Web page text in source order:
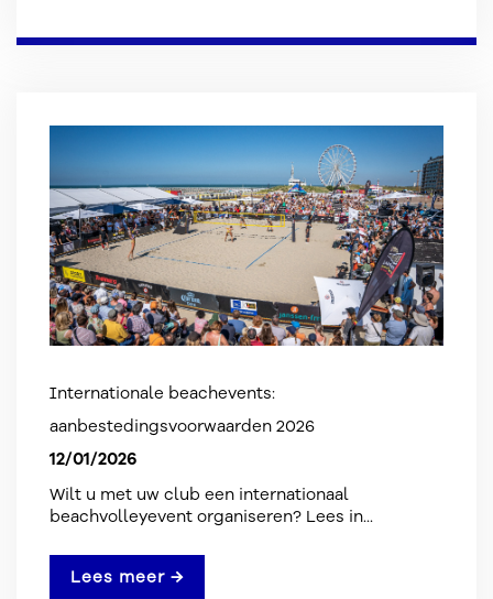
Internationale beachevents:
aanbestedingsvoorwaarden 2026
12/01/2026
Wilt u met uw club een internationaal
beachvolleyevent organiseren? Lees in...
Lees meer →